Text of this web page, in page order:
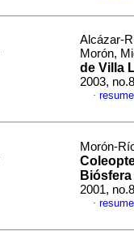
Alcázar-
Morón,
de Villa
2003,
·
Morón-
2001,
·